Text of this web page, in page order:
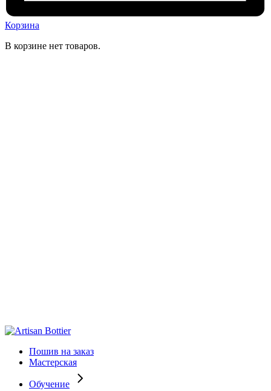
Корзина
В корзине нет товаров.
Пошив на заказ
Мастерская
Обучение